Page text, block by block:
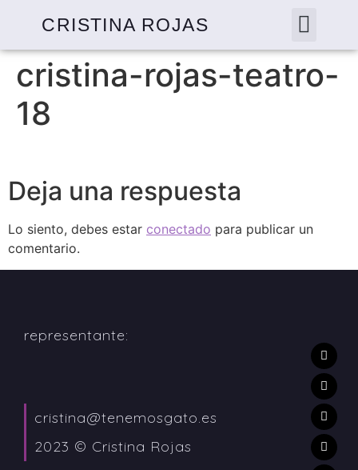
CRISTINA ROJAS
cristina-rojas-teatro-
18
Deja una respuesta
Lo siento, debes estar conectado para publicar un
comentario.
representante:
cristina@tenemosgato.es
2023 © Cristina Rojas